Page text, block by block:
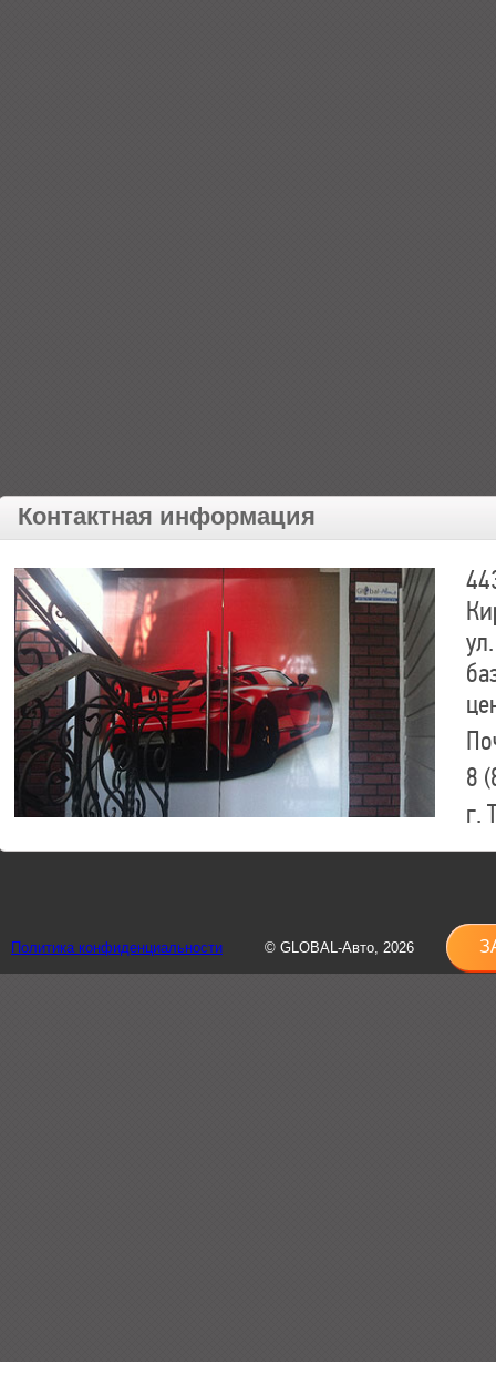
Контактная информация
8
г.
8
Политика конфиденциальности © GLOBAL-Авто, 2026